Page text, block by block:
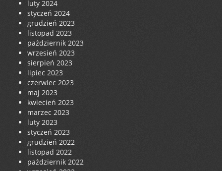
luty 2024
styczeń 2024
grudzień 2023
listopad 2023
październik 2023
wrzesień 2023
sierpień 2023
lipiec 2023
czerwiec 2023
maj 2023
kwiecień 2023
marzec 2023
luty 2023
styczeń 2023
grudzień 2022
listopad 2022
październik 2022